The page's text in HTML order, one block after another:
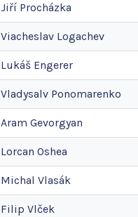
Jiří Procházka
Viacheslav Logachev
Lukáš Engerer
Vladysalv Ponomarenko
Aram Gevorgyan
Lorcan Oshea
Michal Vlasák
Filip Vlček